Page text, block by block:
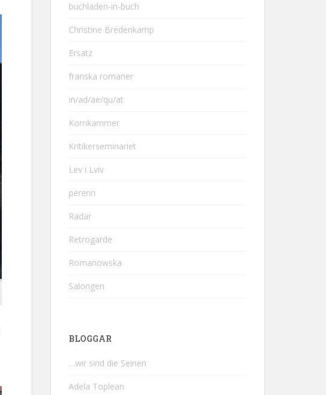
buchladen-in-buch
Christine Bredenkamp
Ersatz
franska romaner
in/ad/ae/qu/at
Kornkammer
Kritikerseminariet
Lev i Lviv
perenn
Radar
Retrogarde
Romanowska
Salongen
BLOGGAR
…wir sind die Seinen
Adela Toplean